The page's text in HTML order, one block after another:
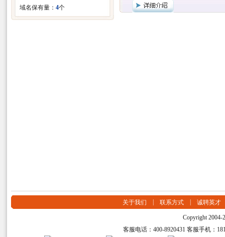
域名保有量： 4个
关于我们 联系方式| 诚聘英才
Copyright 2004-
客服电话：400-8920431 客服手机：